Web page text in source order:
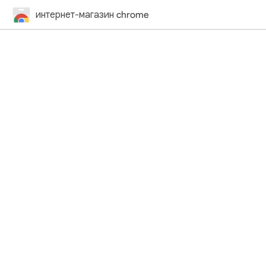
интернет-магазин chrome